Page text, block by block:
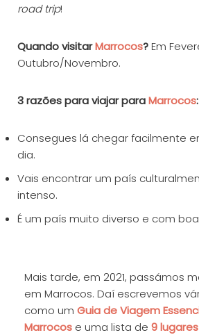
road trip!
Quando visitarMarrocos?Em
Outubro/Novembro.
3 razões para viajar paraMarrocos:
Consegues lá chegar facilmente
dia.
Vais encontrar um país
intenso.
É um país muito diverso e com
Mais tarde, em 2021, passámos
em Marrocos. Daí escrevemos
como um Guia de Viagem
Marrocos e uma lista de 9